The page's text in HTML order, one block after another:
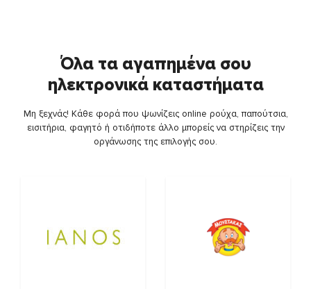
Όλα τα αγαπημένα σου
ηλεκτρονικά καταστήματα
Μη ξεχνάς! Κάθε φορά που ψωνίζεις online ρούχα, παπούτσια,
εισιτήρια, φαγητό ή οτιδήποτε άλλο μπορείς να στηρίζεις την
οργάνωσης της επιλογής σου.